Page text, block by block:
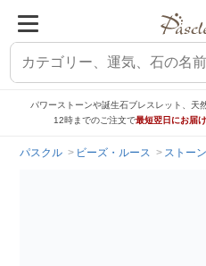
パワーストーンや誕生石ブレスレット、天
12時までのご注文で最短翌日にお届け
パスクル ビーズ・ルース ストー